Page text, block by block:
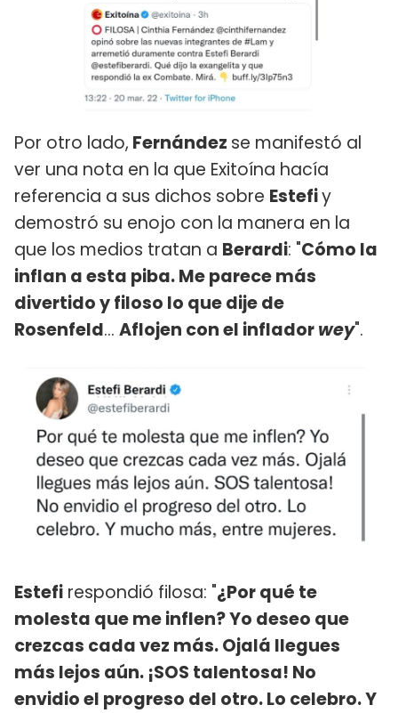
Por otro lado, Fernández se manifestó al
ver una nota en la que Exitoína hacía
referencia a sus dichos sobre Estefiy
demostró su enojo con la manera en la
que los medios tratan a Berardi: "Cómo la
inflan a esta piba. Me parece más
divertido y filoso lo que dije de
Rosenfeld… Aflojen con el infladorwey".
Estefi respondió filosa: "¿Por qué te
molesta que me inflen? Yo deseo que
crezcas cada vez más. Ojalá llegues
más lejos aún. ¡SOS talentosa! No
envidio el progreso del otro. Lo celebro. Y